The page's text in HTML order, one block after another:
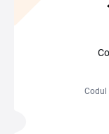
Codul